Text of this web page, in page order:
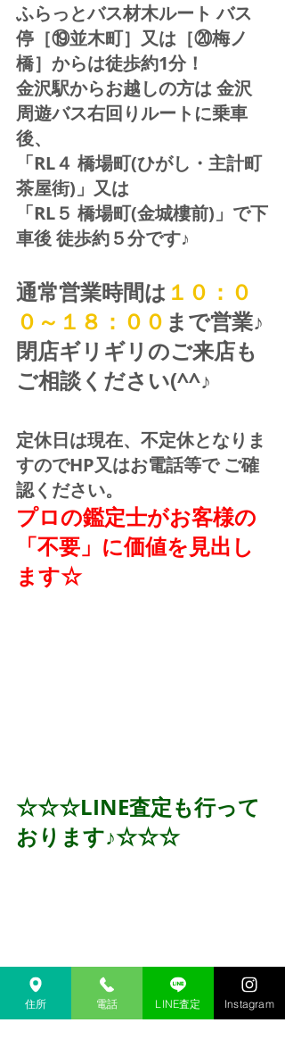
ふらっとバス材木ルート バス
停［⑲並木町］又は［⑳梅ノ
橋］からは徒歩約1分！
金沢駅からお越しの方は 金沢
周遊バス右回りルートに乗車
後、
「RL４ 橋場町(ひがし・主計町
茶屋街)」又は
「RL５ 橋場町(金城樓前)」で下
車後 徒歩約５分です♪
通常営業時間は １０：０
０～１８：００ まで営業♪
閉店ギリギリのご来店も
ご相談ください(^^♪
定休日は現在、不定休となりま
すのでHP又はお電話等で ご確
認ください。
プロの鑑定士がお客様の
「不要」に価値を見出し
ます☆
☆☆☆LINE査定も行って
おります♪☆☆☆
住所 電話 LINE査定 Instagram